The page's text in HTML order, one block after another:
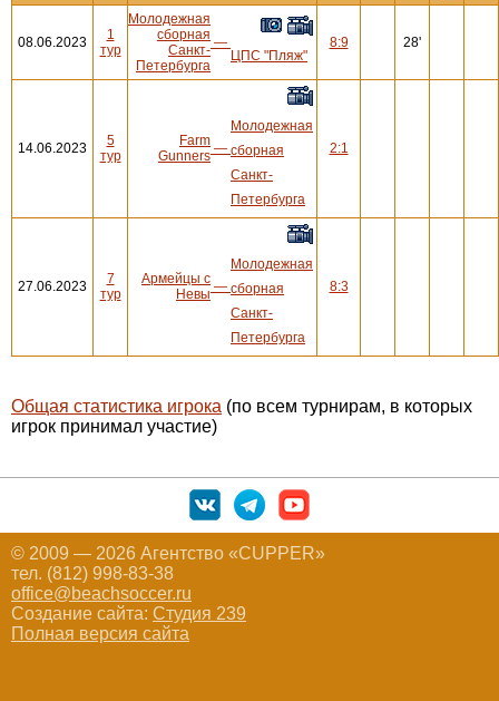
08.06.2023
1
тур
Молодежная
сборная
Санкт-
Петербурга
—
ЦПС "Пляж"
8:9 28'
14.06.2023
5
тур
Farm
Gunners —
Молодежная
сборная
Санкт-
Петербурга
2:1
27.06.2023
7
тур
Армейцы с
Невы —
Молодежная
сборная
Санкт-
Петербурга
8:3
Общая статистика игрока (по всем турнирам, в которых
игрок принимал участие)
© 2009 — 2026 Агентство «CUPPER»
тел. (812) 998-83-38
office@beachsoccer.ru
Создание сайта: Студия 239
Полная версия сайта